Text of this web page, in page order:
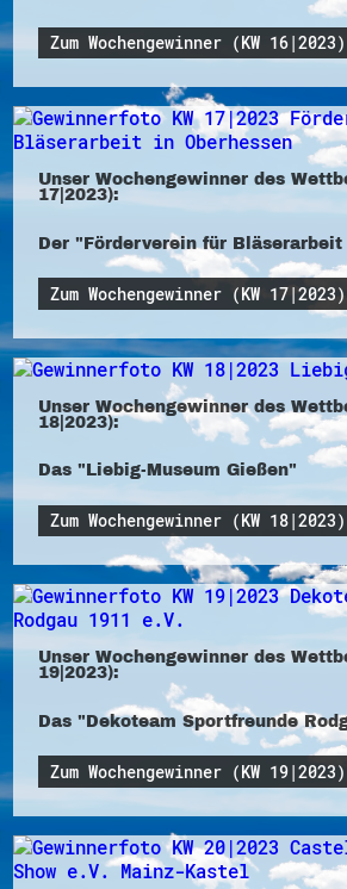
Zum Wochengewinner (KW 16|2023)
Unser Wochengewinner des
17|2023):
Der "Förderverein für Bläserarbeit
Zum Wochengewinner (KW 17|2023)
Unser Wochengewinner des
18|2023):
Das "Liebig-Museum Gießen"
Zum Wochengewinner (KW 18|2023)
Unser Wochengewinner des
19|2023):
Das "Dekoteam Sportfreunde
Zum Wochengewinner (KW 19|2023)